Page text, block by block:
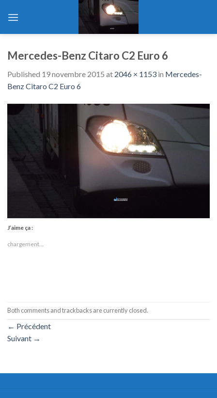
Mercedes-Benz Citaro C2 Euro 6
Published 19 novembre 2015 at 2046 × 1153 in Mercedes-
Benz Citaro C2 Euro 6
J’aime ça :
chargement…
Both comments and trackbacks are currently closed.
← Précédent
Suivant →